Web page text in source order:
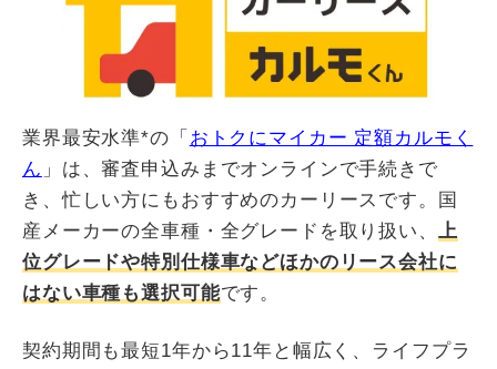
業界最安水準*の「 おトクにマイカー 定額カルモく
ん 」は、審査申込みまでオンラインで手続きで
き、忙しい方にもおすすめのカーリースです。国
産メーカーの全車種・全グレードを取り扱い、
上
位グレードや特別仕様車などほかのリース会社に
はない車種も選択可能です。
契約期間も最短1年から11年と幅広く、ライフプラ